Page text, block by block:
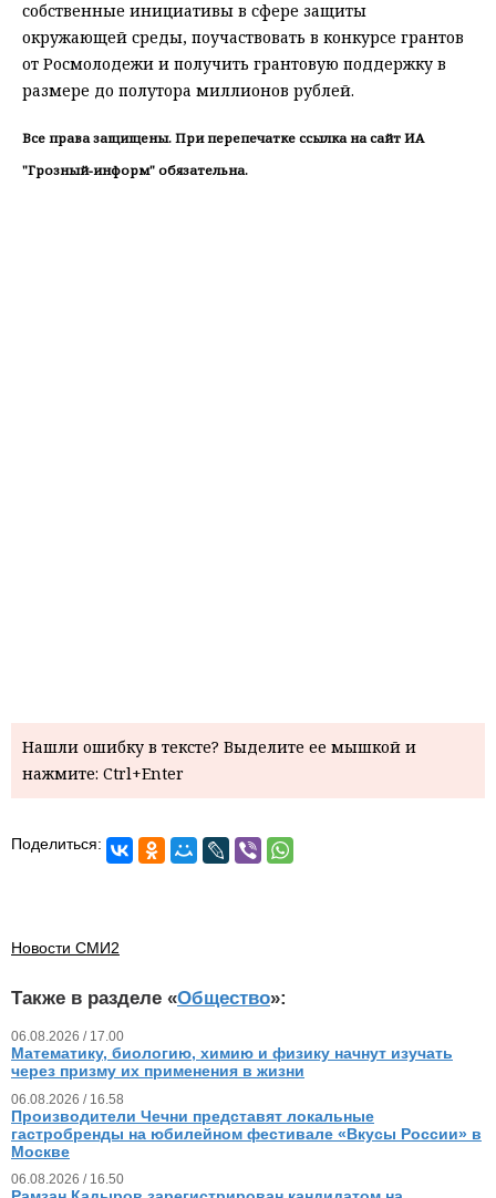
собственные инициативы в сфере защиты
окружающей среды, поучаствовать в конкурсе грантов
от Росмолодежи и получить грантовую поддержку в
размере до полутора миллионов рублей.
Все права защищены. При перепечатке ссылка на сайт ИА
"Грозный-информ" обязательна.
Нашли ошибку в тексте? Выделите ее мышкой и
нажмите: Ctrl+Enter
Поделиться:
Новости СМИ2
Также в разделе «Общество»:
06.08.2026 / 17.00
Математику, биологию, химию и физику начнут изучать
через призму их применения в жизни
06.08.2026 / 16.58
Производители Чечни представят локальные
гастробренды на юбилейном фестивале «Вкусы России» в
Москве
06.08.2026 / 16.50